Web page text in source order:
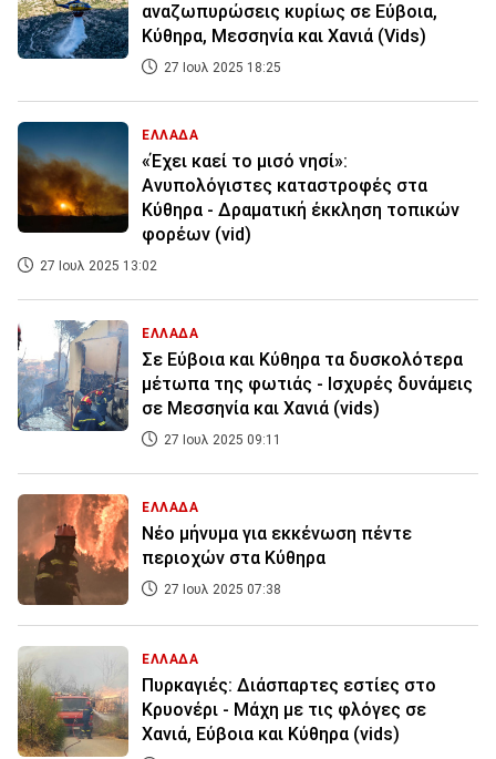
αναζωπυρώσεις κυρίως σε Εύβοια,
Κύθηρα, Μεσσηνία και Χανιά (Vids)
27 Ιουλ 2025 18:25
ΕΛΛΑΔΑ
«Έχει καεί το μισό νησί»:
Ανυπολόγιστες καταστροφές στα
Κύθηρα - Δραματική έκκληση τοπικών
φορέων (vid)
27 Ιουλ 2025 13:02
ΕΛΛΑΔΑ
Σε Εύβοια και Κύθηρα τα δυσκολότερα
μέτωπα της φωτιάς - Ισχυρές δυνάμεις
σε Μεσσηνία και Χανιά (vids)
27 Ιουλ 2025 09:11
ΕΛΛΑΔΑ
Νέο μήνυμα για εκκένωση πέντε
περιοχών στα Κύθηρα
27 Ιουλ 2025 07:38
ΕΛΛΑΔΑ
Πυρκαγιές: Διάσπαρτες εστίες στο
Κρυονέρι - Μάχη με τις φλόγες σε
Χανιά, Εύβοια και Κύθηρα (vids)